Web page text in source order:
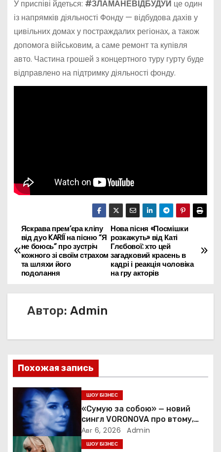
У приспіві йдеться: #ЗЛАМАНЕВІДБУДУЙ це один
із напрямків діяльності Фонду — відбудова дахів у
цивільних домах у постраждалих регіонах, а також
допомога військовим, а саме ремонт та купівля
авто. Частина грошей з концертного туру гурту буде
відправлено на підтримку діяльності фонду.
Н
а
в
и
а
ц
и
я
п
о
Нова пісня «Посмішки
розкажуть» від Каті
Глєбової: хто цей
загадковий красень в
кадрі і реакція чоловіка
на гру акторів
Яскрава прем’єра кліпу
від дуо KARIЇ на пісню “Я
не боюсь” про зустріч
кожного зі своїм страхом
та шляхи його
подолання
Автор: Admin
Похожая запись
ШОУ БІЗНЕС
«Сумую за собою» — новий
сингл VORONOVA про втому,
силу та повернення до себе
Авг 6, 2026 Admin
ШОУ БІЗНЕС